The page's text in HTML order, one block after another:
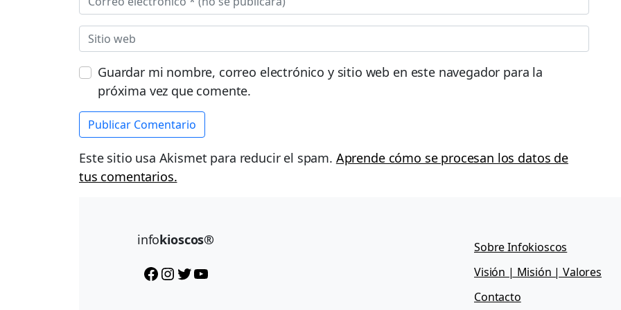
Guardar mi nombre, correo electrónico y sitio web en este navegador para la
próxima vez que comente.
Este sitio usa Akismet para reducir el spam. Aprende cómo se procesan los datos de
tus comentarios.
infokioscos®
Facebook Instagram Twitter YouTube
Sobre Infokioscos
Visión | Misión | Valores
Contacto